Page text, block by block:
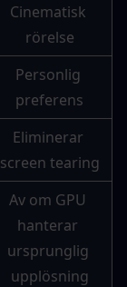
Cinematisk
rörelse
Personlig
preferens
Eliminerar
screen tearing
Av om GPU
hanterar
ursprunglig
upplösning